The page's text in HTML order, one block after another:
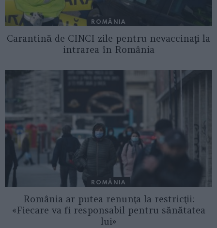
ROMÂNIA
Carantină de CINCI zile pentru nevaccinaţi la
intrarea în România
ROMÂNIA
România ar putea renunţa la restricţii:
«Fiecare va fi responsabil pentru sănătatea
lui»